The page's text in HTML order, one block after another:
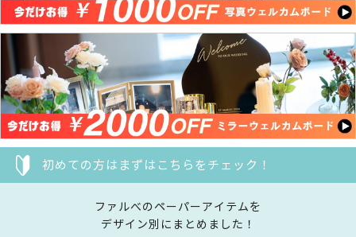
初めての方はまずはこちらをチェック！
ファルべのペーパーアイテムを
デザイン別にまとめました！